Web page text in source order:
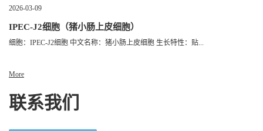
2026-03-09
IPEC-J2细胞（猪小肠上皮细胞）
细胞：IPEC-J2细胞 中文名称：猪小肠上皮细胞 生长特性：贴...
More
联系我们